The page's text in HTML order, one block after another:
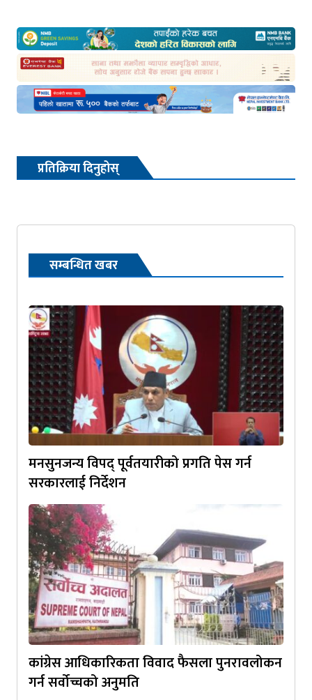
प्रतिक्रिया दिनुहोस्
सम्बन्धित खबर
मनसुनजन्य विपद् पूर्वतयारीको प्रगति पेस गर्न
सरकारलाई निर्देशन
कांग्रेस आधिकारिकता विवाद फैसला पुनरावलोकन
गर्न सर्वोच्चको अनुमति